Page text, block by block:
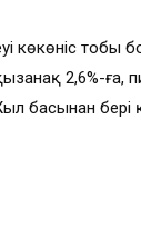
көкөніс тобы
2,6%-ға,
басынан бері